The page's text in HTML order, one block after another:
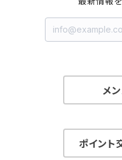
メ
ポイント